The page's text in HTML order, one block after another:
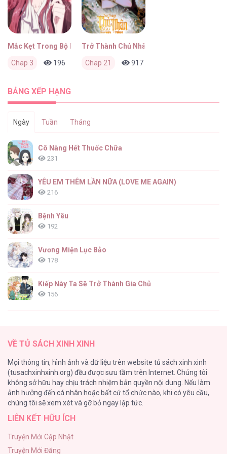
Mắc Kẹt Trong Bộ Phim Truyền Hình
Chap 3 196 6 tháng trước
Trở Thành Chủ Nhân Của Ác Ma
Chap 21 917
BẢNG XẾP HẠNG
Ngày Tuần Tháng
Cô Nàng Hết Thuốc Chữa
231
YÊU EM THÊM LẦN NỮA (LOVE ME AGAIN)
216
Bệnh Yêu
192
Vương Miện Lục Bảo
178
Kiếp Này Ta Sẽ Trở Thành Gia Chủ
156
139
Tổng hợp boylove 18+
135
Đứa Nhỏ Không Phải Là Con Anh
VỀ TỦ SÁCH XINH XINH
Mọi thông tin, hình ảnh và dữ liệu trên website tủ sách xinh xinh
(tusachxinhxinh.org) đều được sưu tầm trên Internet. Chúng tôi
không sở hữu hay chịu trách nhiệm bản quyền nội dung. Nếu làm
ảnh hưởng đến cá nhân hoặc bất cứ tổ chức nào, khi có yêu cầu,
chúng tôi sẽ xem xét và gỡ bỏ ngay lập tức.
LIÊN KẾT HỮU ÍCH
Truyện Mới Cập Nhật
Truyện Mới Đăng